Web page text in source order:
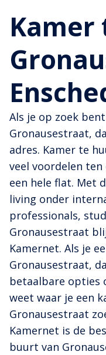
Kamer
Als je op zoek
Gronausestraat,
adres. Kamer te
veel voordelen
een hele flat. Met
living onder
professionals,
Gronausestraat
Kamernet. Als je
Gronausestraat,
betaalbare opties
weet waar je een
Gronausestraat
Kamernet is de
buurt van